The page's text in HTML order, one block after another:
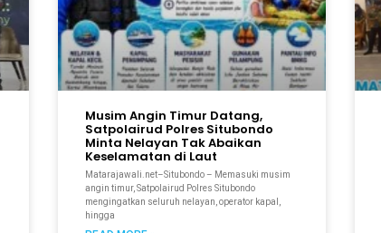
Musim Angin Timur Datang,
Satpolairud Polres Situbondo
Minta Nelayan Tak Abaikan
Keselamatan di Laut
Matarajawali.net–Situbondo – Memasuki musim
angin timur, Satpolairud Polres Situbondo
mengingatkan seluruh nelayan, operator kapal,
hingga